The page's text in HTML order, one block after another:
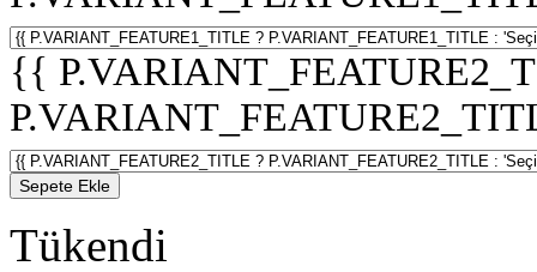
{{
Sepete Ekle
Tükendi